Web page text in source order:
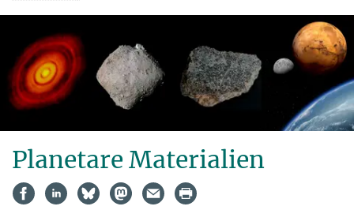
Planetare Materialien